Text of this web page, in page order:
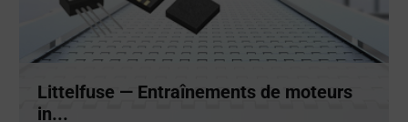
Littelfuse — Entraînements de moteurs
in...